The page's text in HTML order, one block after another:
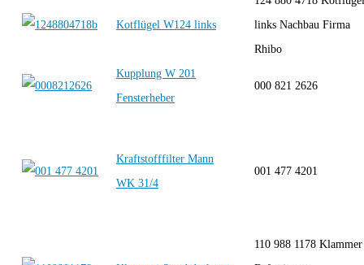
Kotflügel W124 links
links Nachbau Firma
Rhibo
Kupplung W 201
Fensterheber
000 821 2626
Kraftstofffilter Mann
WK 31/4
001 477 4201
110 988 1178 Klammer